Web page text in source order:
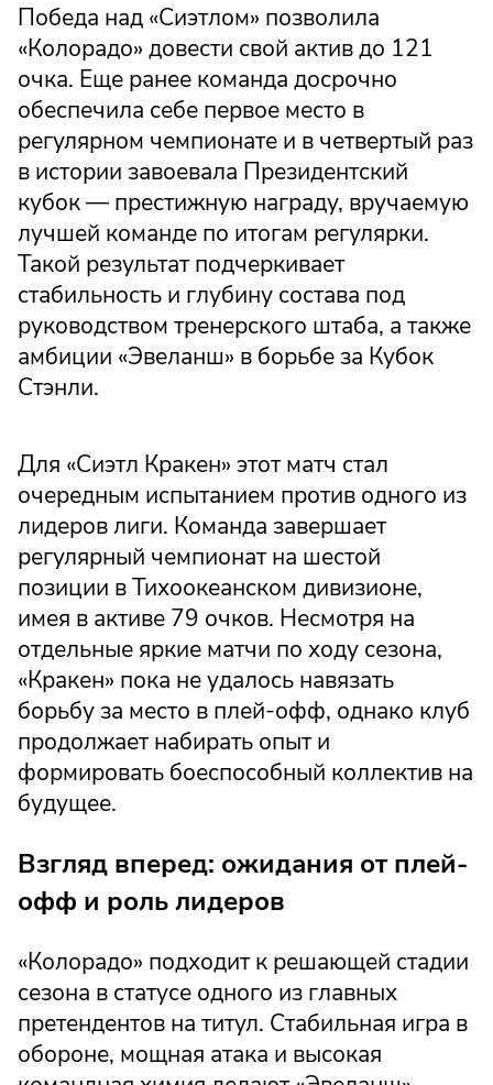
Победа над «Сиэтлом» позволила
«Колорадо» довести свой актив до 121
очка. Еще ранее команда досрочно
обеспечила себе первое место в
регулярном чемпионате и в четвертый раз
в истории завоевала Президентский
кубок — престижную награду, вручаемую
лучшей команде по итогам регулярки.
Такой результат подчеркивает
стабильность и глубину состава под
руководством тренерского штаба, а также
амбиции «Эвеланш» в борьбе за Кубок
Стэнли.
Для «Сиэтл Кракен» этот матч стал
очередным испытанием против одного из
лидеров лиги. Команда завершает
регулярный чемпионат на шестой
позиции в Тихоокеанском дивизионе,
имея в активе 79 очков. Несмотря на
отдельные яркие матчи по ходу сезона,
«Кракен» пока не удалось навязать
борьбу за место в плей-офф, однако клуб
продолжает набирать опыт и
формировать боеспособный коллектив на
будущее.
Взгляд вперед: ожидания от плей-
офф и роль лидеров
«Колорадо» подходит к решающей стадии
сезона в статусе одного из главных
претендентов на титул. Стабильная игра в
обороне, мощная атака и высокая